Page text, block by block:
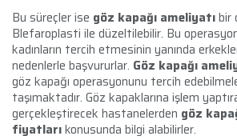
Bu süreçler ise göz kapağı ameliyatıbir
Blefaroplasti ile düzeltilebilir. Bu
kadınların tercih etmesinin yanında
nedenlerle başvururlar. Göz kapağı
göz kapağı operasyonunu tercih
taşımaktadır. Göz kapaklarına işlem
gerçekleştirecek hastanelerden göz
fiyatlarıkonusunda bilgi alabilirler.